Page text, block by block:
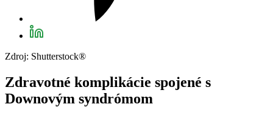
Zdroj: Shutterstock®
Zdravotné komplikácie spojené s
Downovým syndrómom